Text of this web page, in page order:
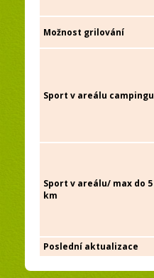
Možnost grilování
Sport v areálu campingu
Sport v areálu/ max do 5
km
Poslední aktualizace